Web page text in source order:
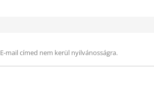
E-mail címed nem kerül nyilvánosságra.